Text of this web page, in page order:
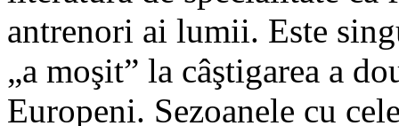
antrenori ai lumii. Este
„a moşit” la câştigarea a
Europeni. Sezoanele cu